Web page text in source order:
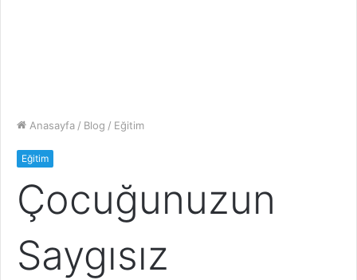
Anasayfa / Blog / Eğitim
Eğitim
Çocuğunuzun
Saygısız